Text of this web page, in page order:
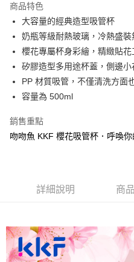
3.實際核准額度、可分期數及費用金
4.訂單成立30分鐘內，如未前往確認
消。如遇「轉專審核」未通過狀況
法說明評估內容。
【繳款方式說明】
1.分期款項不併入電信帳單，「大哥
2.透過簡訊連結打開帳單後，可選擇
帳／街口支付／iPASS MONEY」等
【注意事項】
用戶於交易時，得透過本服務購買商
由本公司與您本人進行分期帳單所
3.完整用戶服務條款，請詳閱以下連
運送方式
7-11取貨(快速到店)
每筆NT$100，滿NT$1,000(含以
每筆NT$80，滿NT$490(含以上)
貨到付款
商品特色
大容量的經典造型吸管杯
奶瓶等級耐熱玻璃，冷熱盛裝
櫻花專屬杯身彩繪，精緻貼花
矽膠造型多用途杯蓋，側邊
PP 材質吸管，不僅清洗方面
容量為 500ml
銷售重點
吻吻魚 KKF 櫻花吸管杯．呼喚
詳細說明 商